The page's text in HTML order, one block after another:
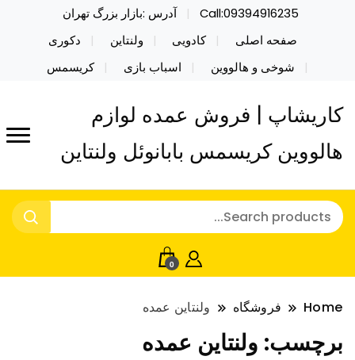
Call:09394916235
آدرس :بازار بزرگ تهران
صفحه اصلی
کادویی ولنتاین
دکوری
شوخی و هالووین
اسباب بازی کریسمس
کاریشاپ | فروش عمده لوازم
هالووین کریسمس بابانوئل ولنتاین
0
Home فروشگاه ولنتاین عمده
برچسب: ولنتاین عمده